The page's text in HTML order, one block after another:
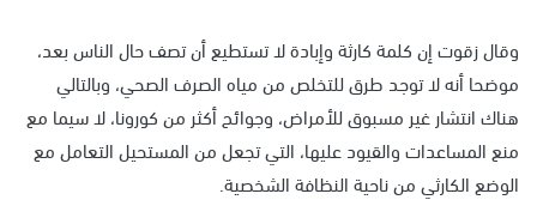
وقال زقوت إن كلمة كارثة وإبادة لا تستطيع أن تصف حال الناس بعد،
موضحا أنه لا توجد طرق للتخلص من مياه الصرف الصحي، وبالتالي
هناك انتشار غير مسبوق للأمراض، وجوائح أكثر من كورونا، لا سيما مع
منع المساعدات والقيود عليها، التي تجعل من المستحيل التعامل مع
الوضع الكارثي من ناحية النظافة الشخصية.